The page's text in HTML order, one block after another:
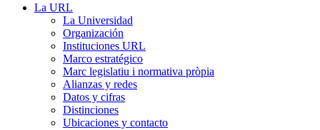
La URL
La Universidad
Organización
Instituciones URL
Marco estratégico
Marc legislatiu i normativa pròpia
Alianzas y redes
Datos y cifras
Distinciones
Ubicaciones y contacto